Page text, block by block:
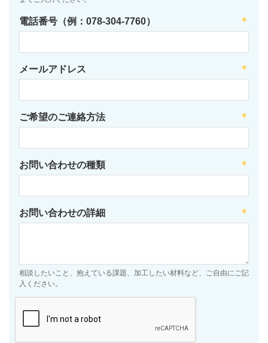
電話番号（例：078-304-7760）
メールアドレス
ご希望のご連絡方法
お問い合わせの種類
お問い合わせの詳細
相談したいこと、抱えている課題、加工したい材料など、ご自由にご記
入ください。